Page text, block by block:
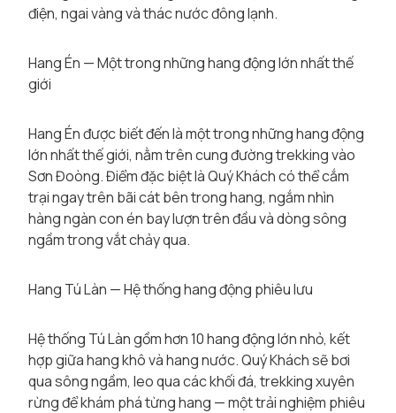
điện, ngai vàng và thác nước đông lạnh.
Hang Én — Một trong những hang động lớn nhất thế
giới
Hang Én được biết đến là một trong những hang động
lớn nhất thế giới, nằm trên cung đường trekking vào
Sơn Đoòng. Điểm đặc biệt là Quý Khách có thể cắm
trại ngay trên bãi cát bên trong hang, ngắm nhìn
hàng ngàn con én bay lượn trên đầu và dòng sông
ngầm trong vắt chảy qua.
Hang Tú Làn — Hệ thống hang động phiêu lưu
Hệ thống Tú Làn gồm hơn 10 hang động lớn nhỏ, kết
hợp giữa hang khô và hang nước. Quý Khách sẽ bơi
qua sông ngầm, leo qua các khối đá, trekking xuyên
rừng để khám phá từng hang — một trải nghiệm phiêu